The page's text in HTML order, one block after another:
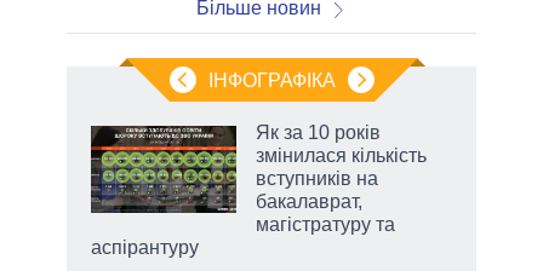
Більше новин
ІНФОГРАФІКА
Як за 10 років
змінилася кількість
вступників на
бакалаврат,
магістратуру та
аспірантуру